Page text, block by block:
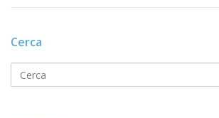
Cerca